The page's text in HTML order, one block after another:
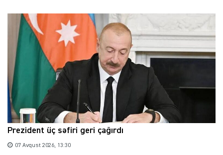
Prezident üç səfiri geri çağırdı
07 Avqust 2026, 13:30